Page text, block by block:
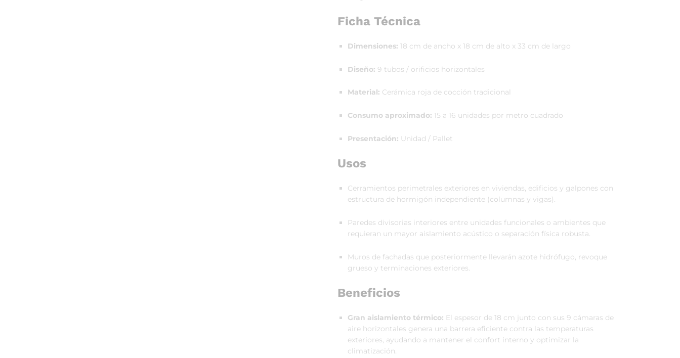
Ficha Técnica
Dimensiones: 18 cm de ancho x 18 cm de alto x 33 cm de largo
Diseño: 9 tubos / orificios horizontales
Material: Cerámica roja de cocción tradicional
Consumo aproximado: 15 a 16 unidades por metro cuadrado
Presentación: Unidad / Pallet
Usos
Cerramientos perimetrales exteriores en viviendas, edificios y galpones con
estructura de hormigón independiente (columnas y vigas).
Paredes divisorias interiores entre unidades funcionales o ambientes que
requieran un mayor aislamiento acústico o separación física robusta.
Muros de fachadas que posteriormente llevarán azote hidrófugo, revoque
grueso y terminaciones exteriores.
Beneficios
Gran aislamiento térmico: El espesor de 18 cm junto con sus 9 cámaras de
aire horizontales genera una barrera eficiente contra las temperaturas
exteriores, ayudando a mantener el confort interno y optimizar la
climatización.